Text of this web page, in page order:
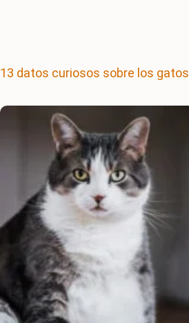
13 datos curiosos sobre los gatos